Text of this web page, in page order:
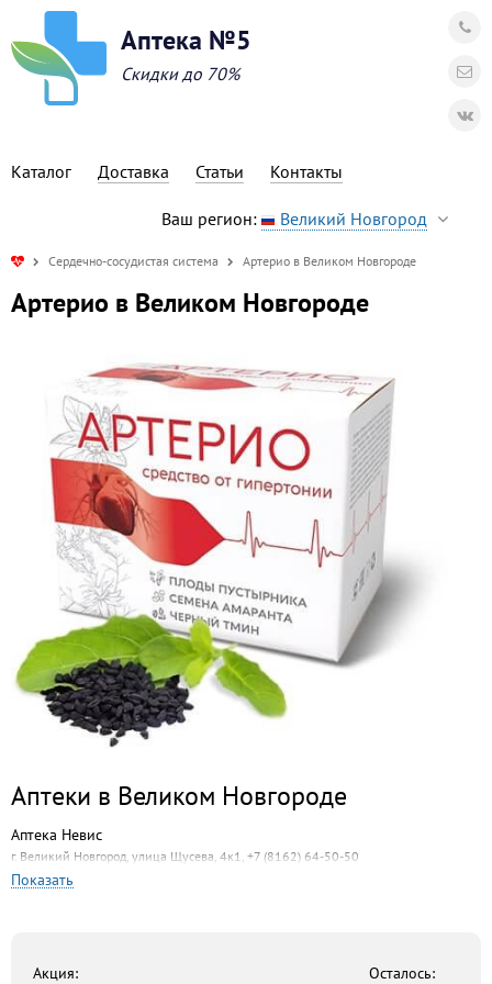
Аптека №5
Скидки до 70%
Каталог Доставка Статьи Контакты
Ваш регион: Великий Новгород
Сердечно-сосудистая система Артерио в Великом Новгороде
Артерио в Великом Новгороде
Аптеки в Великом Новгороде
Аптека Невис
г. Великий Новгород, улица Щусева, 4к1, +7 (8162) 64-50-50
Панацея-Н
г. Великий Новгород, ул. Большая Санкт-Петербургская, 138, +7 (8162) 64-02-71
Показать
Акция:
Осталось: